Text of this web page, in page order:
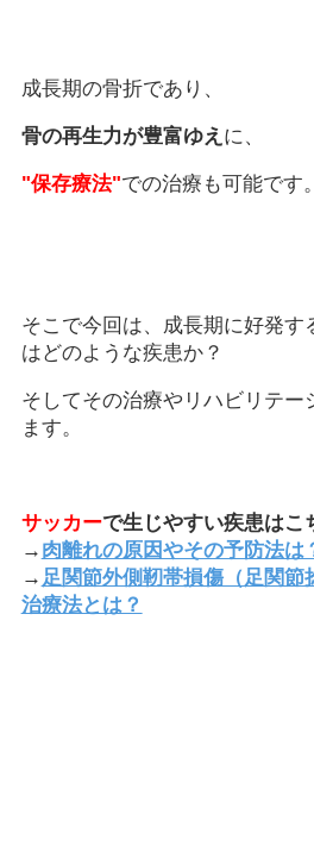
成長期の骨折であり、
骨の再生力が豊富ゆえ に、
"保存療法"での治療も可能です。
そこで今回は、成長期に好発す
はどのような疾患か？
そしてその治療やリハビリテー
ます。
サッカーで生じやすい疾患はこ
→ 肉離れの原因やその予防法は
→ 足関節外側靭帯損傷（足関節
治療法とは？